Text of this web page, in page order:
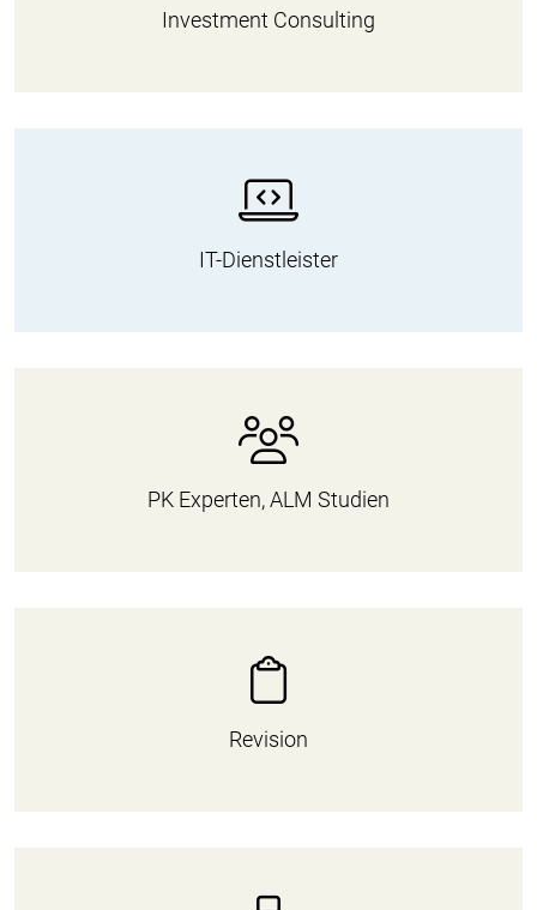
Investment Consulting
IT-Dienstleister
PK Experten, ALM Studien
Revision